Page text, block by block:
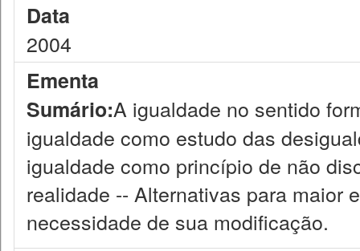
Data
2004
Ementa
Sumário:A igualdade no sentido
igualdade como estudo das
igualdade como princípio de não
realidade -- Alternativas para maior
necessidade de sua modificação.